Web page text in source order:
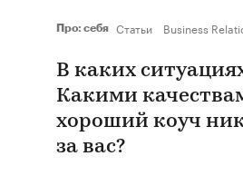
Про: себя Статьи Business
В каких
Какими
хороший коуч
за вас?